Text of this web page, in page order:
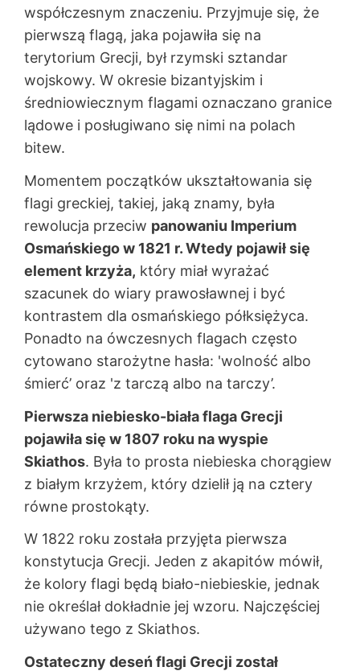
współczesnym znaczeniu. Przyjmuje się, że
pierwszą flagą, jaka pojawiła się na
terytorium Grecji, był rzymski sztandar
wojskowy. W okresie bizantyjskim i
średniowiecznym flagami oznaczano granice
lądowe i posługiwano się nimi na polach
bitew.
Momentem początków ukształtowania się
flagi greckiej, takiej, jaką znamy, była
rewolucja przeciw panowaniu Imperium
Osmańskiego w 1821 r. Wtedy pojawił się
element krzyża, który miał wyrażać
szacunek do wiary prawosławnej i być
kontrastem dla osmańskiego półksiężyca.
Ponadto na ówczesnych flagach często
cytowano starożytne hasła: 'wolność albo
śmierć’ oraz 'z tarczą albo na tarczy’.
Pierwsza niebiesko-biała flaga Grecji
pojawiła się w 1807 roku na wyspie
Skiathos. Była to prosta niebieska chorągiew
z białym krzyżem, który dzielił ją na cztery
równe prostokąty.
W 1822 roku została przyjęta pierwsza
konstytucja Grecji. Jeden z akapitów mówił,
że kolory flagi będą biało-niebieskie, jednak
nie określał dokładnie jej wzoru. Najczęściej
używano tego z Skiathos.
Ostateczny deseń flagi Grecji został